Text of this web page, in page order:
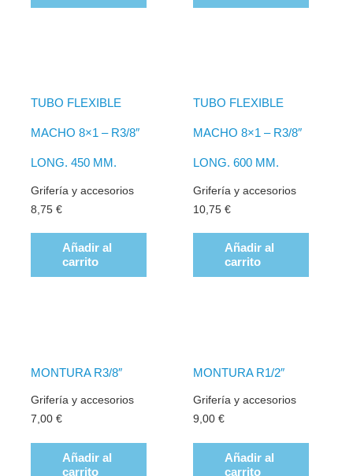
TUBO FLEXIBLE
MACHO 8×1 – R3/8″
LONG. 450 MM.
Grifería y accesorios
8,75€
Añadir al
carrito
TUBO FLEXIBLE
MACHO 8×1 – R3/8″
LONG. 600 MM.
Grifería y accesorios
10,75 €
Añadir al
carrito
MONTURA R3/8″
Grifería y accesorios
7,00€
Añadir al
carrito
MONTURA R1/2″
Grifería y accesorios
9,00 €
Añadir al
carrito